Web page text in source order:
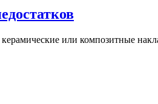
или композитные